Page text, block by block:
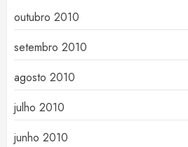
outubro 2010
setembro 2010
agosto 2010
julho 2010
junho 2010